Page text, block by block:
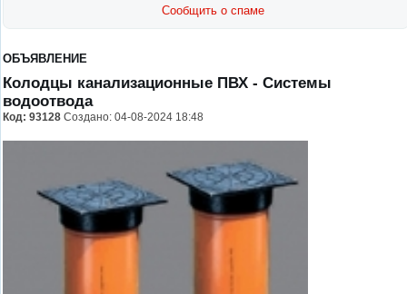
Сообщить о спаме
ОБЪЯВЛЕНИЕ
Колодцы канализационные ПВХ - Системы
водоотвода
Код: 93128 Создано: 04-08-2024 18:48